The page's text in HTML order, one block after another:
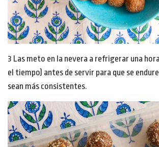
3 Las meto en la nevera a refrigerar una
el tiempo) antes de servir para que se
sean más consistentes.